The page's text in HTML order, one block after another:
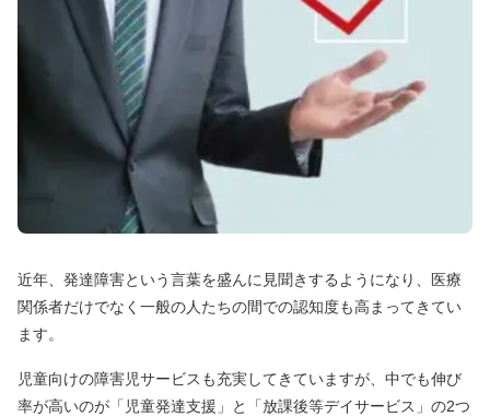
近年、発達障害という言葉を盛んに見聞きするようになり、医療
関係者だけでなく一般の人たちの間での認知度も高まってきてい
ます。
児童向けの障害児サービスも充実してきていますが、中でも伸び
率が高いのが「児童発達支援」と「放課後等デイサービス」の2つ